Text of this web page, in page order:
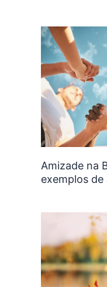
Amizade na
exemplos de